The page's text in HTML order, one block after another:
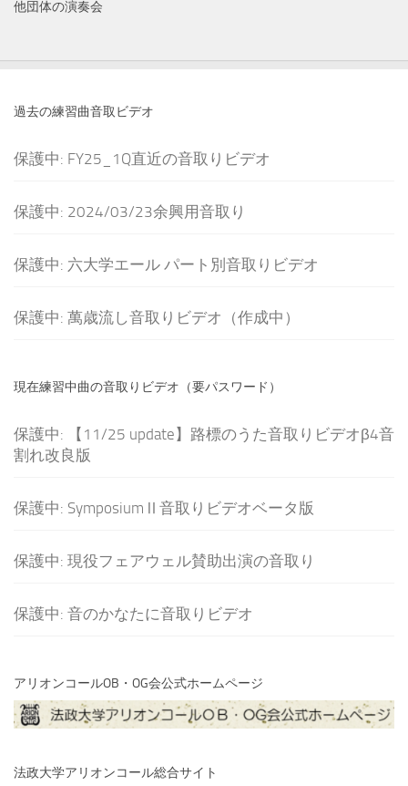
他団体の演奏会
過去の練習曲音取ビデオ
保護中: FY25_1Q直近の音取りビデオ
保護中: 2024/03/23余興用音取り
保護中: 六大学エール パート別音取りビデオ
保護中: 萬歳流し音取りビデオ（作成中）
現在練習中曲の音取りビデオ（要パスワード）
保護中: 【11/25 update】路標のうた音取りビデオβ4音
割れ改良版
保護中: SymposiumⅡ音取りビデオベータ版
保護中: 現役フェアウェル賛助出演の音取り
保護中: 音のかなたに音取りビデオ
アリオンコールOB・OG会公式ホームページ
法政大学アリオンコール総合サイト